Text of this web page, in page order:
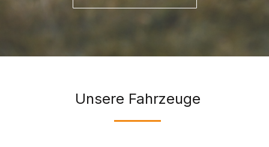
Unsere Fahrzeuge